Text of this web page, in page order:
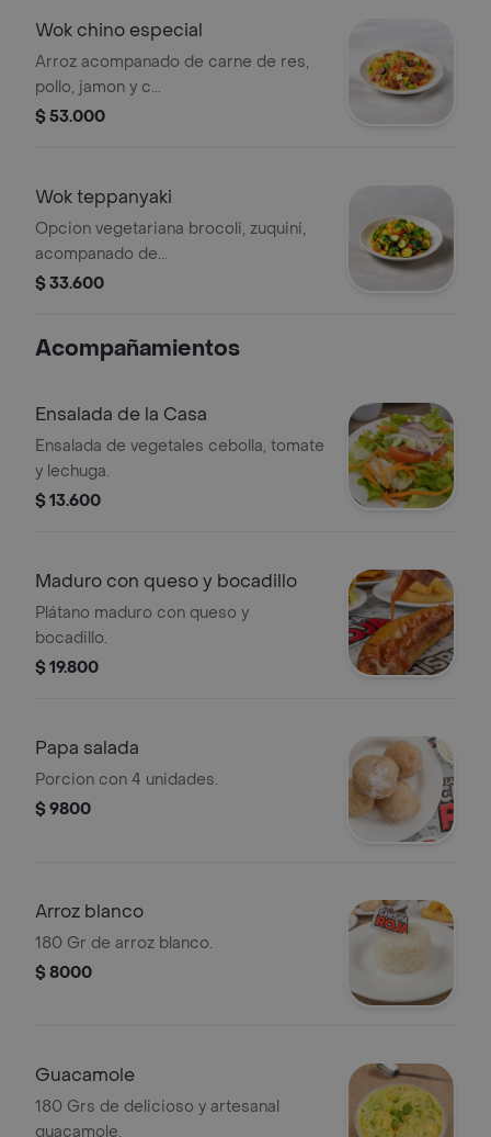
Wok chino especial
Arroz acompanado de carne de res,
pollo, jamon y c...
$ 53.000
Wok teppanyaki
Opcion vegetariana brocoli, zuquini,
acompanado de...
$ 33.600
Acompañamientos
Ensalada de la Casa
Ensalada de vegetales cebolla, tomate
y lechuga.
$ 13.600
Maduro con queso y bocadillo
Plátano maduro con queso y
bocadillo.
$ 19.800
Papa salada
Porcion con 4 unidades.
$ 9800
Arroz blanco
180 Gr de arroz blanco.
$ 8000
Guacamole
180 Grs de delicioso y artesanal
guacamole.